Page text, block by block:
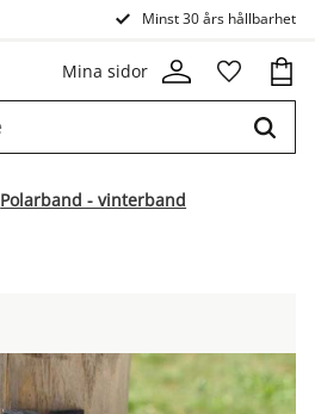
Minst 30 års hållbarhet
Mina sidor
Polarband - vinterband